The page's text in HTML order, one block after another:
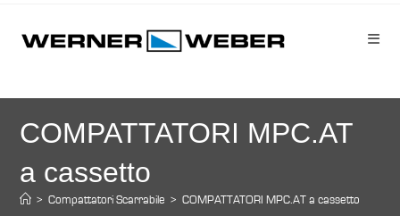
COMPATTATORI MPC.AT
a cassetto
> Compattatori Scarrabile > COMPATTATORI MPC.AT a cassetto